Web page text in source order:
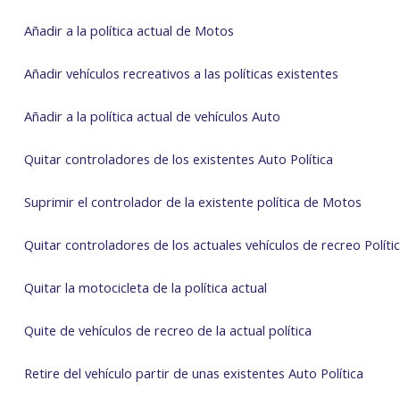
Añadir a la política actual de Motos
Añadir vehículos recreativos a las políticas existentes
Añadir a la política actual de vehículos Auto
Quitar controladores de los existentes Auto Política
Suprimir el controlador de la existente política de Motos
Quitar controladores de los actuales vehículos de recreo
Quitar la motocicleta de la política actual
Quite de vehículos de recreo de la actual política
Retire del vehículo partir de unas existentes Auto Política